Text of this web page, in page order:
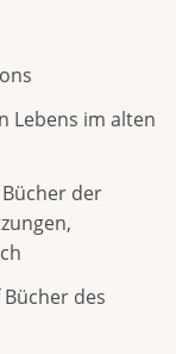
Lebens im alten
der
des